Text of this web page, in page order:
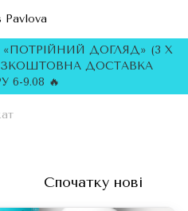
«ПОТРІЙНИЙ ДОГЛЯД» (3 Х
ДОСТАВКА
6-9.08 🔥
Спочатку нові